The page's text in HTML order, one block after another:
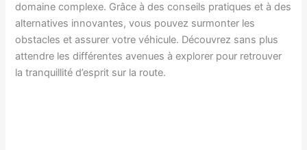
domaine complexe. Grâce à des conseils pratiques et à des
alternatives innovantes, vous pouvez surmonter les
obstacles et assurer votre véhicule. Découvrez sans plus
attendre les différentes avenues à explorer pour retrouver
la tranquillité d’esprit sur la route.